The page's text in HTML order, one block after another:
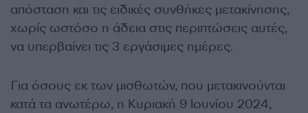
απόσταση και τις ειδικές συνθήκες μετακίνησης,
χωρίς ωστόσο η άδεια στις περιπτώσεις αυτές,
να υπερβαίνει τις 3 εργάσιμες ημέρες.
Για όσους εκ των μισθωτών, που μετακινούνται
κατά τα ανωτέρω, η Κυριακή 9 Ιουνίου 2024,